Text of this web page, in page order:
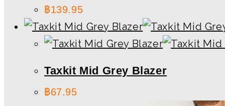
฿139.95
Taxkit Mid Grey Blazer
฿67.95